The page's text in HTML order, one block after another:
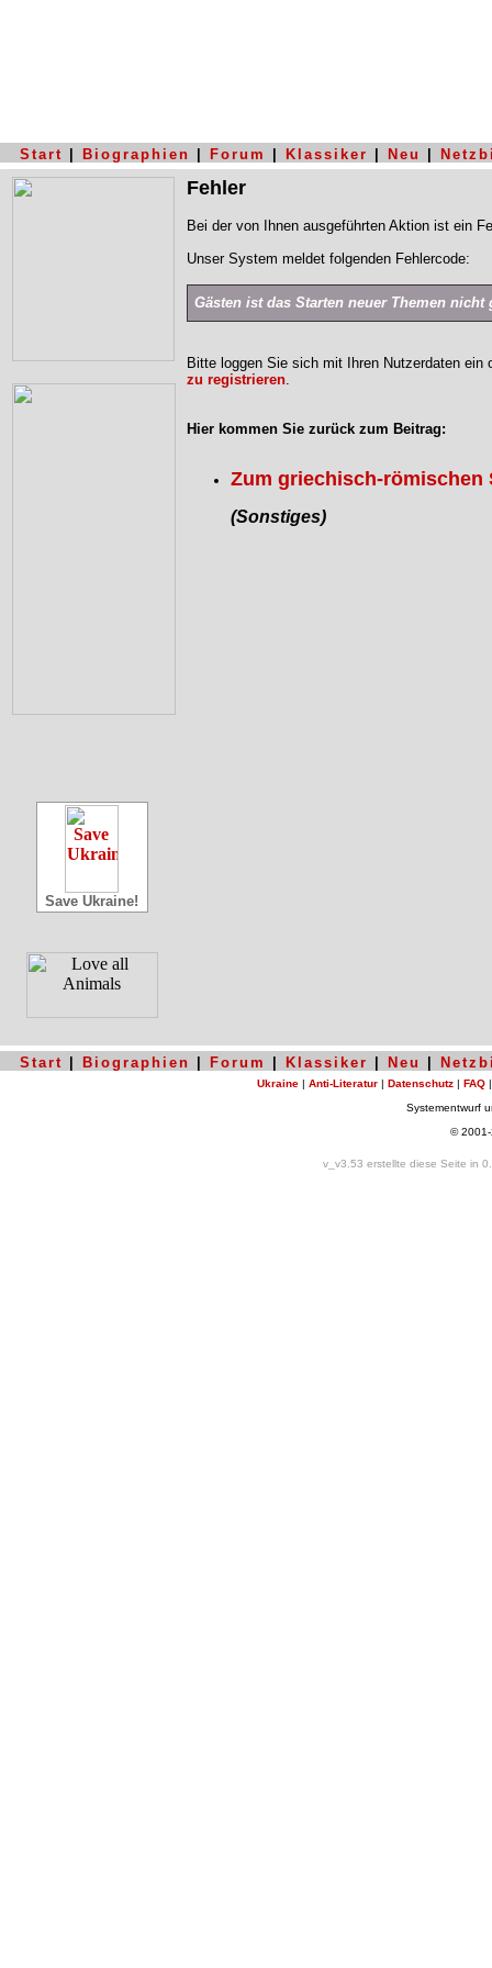
Start Biographien Forum Klassiker Neu
Save Ukraine!
Fehler
Bei der von Ihnen ausgeführten Aktion ist ein
Unser System meldet folgenden Fehlercode:
Gästen ist das Starten neuer Themen nicht
Bitte loggen Sie sich mit Ihren Nutzerdaten
zu registrieren.
Hier kommen Sie zurück zum Beitrag:
Zum griechisch-römischen
(Sonstiges)
Start Biographien Forum Klassiker Neu
Ukraine | Anti-Literatur | Datenschutz | FAQ
Systementwurf
©
v_v3.53 erstellte diese Seite in